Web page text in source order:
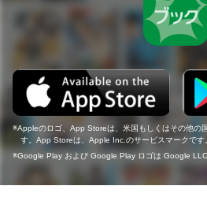
Appleのロゴ、App Storeは、米国もしくはその他の
す。App Storeは、Apple Inc.のサービスマークです
Google Play および Google Play ロゴは Google LLC